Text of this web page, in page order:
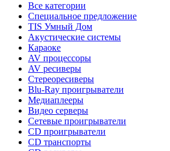
Все категории
Специальное предложение
TIS Умный Дом
Акустические системы
Караоке
AV процессоры
AV ресиверы
Стереоресиверы
Blu-Ray проигрыватели
Медиаплееры
Видео серверы
Сетевые проигрыватели
CD проигрыватели
CD транспорты